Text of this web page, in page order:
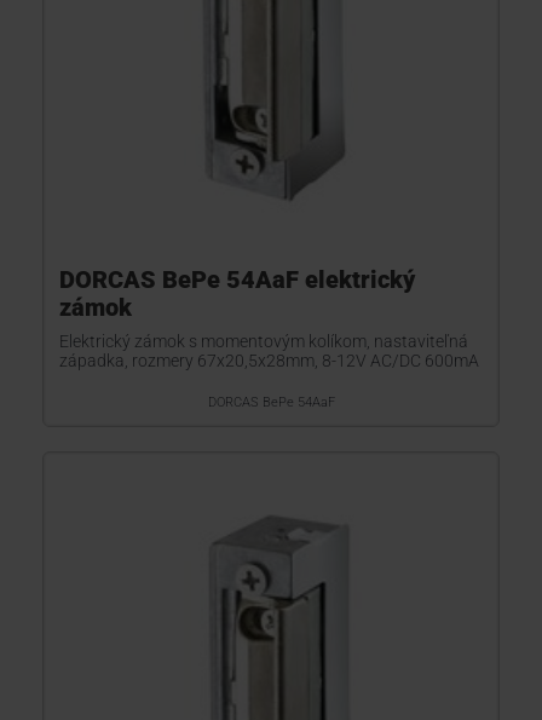
DORCAS BePe 54AaF elektrický
zámok
Elektrický zámok s momentovým kolíkom, nastaviteľná
západka, rozmery 67x20,5x28mm, 8-12V AC/DC 600mA
DORCAS BePe 54AaF